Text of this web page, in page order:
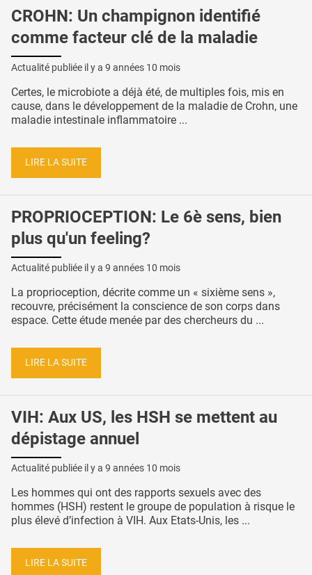
CROHN: Un champignon identifié
comme facteur clé de la maladie
Actualité publiée il y a 9 années 10 mois
Certes, le microbiote a déjà été, de multiples fois, mis en
cause, dans le développement de la maladie de Crohn, une
maladie intestinale inflammatoire ...
LIRE LA SUITE
PROPRIOCEPTION: Le 6è sens, bien
plus qu'un feeling?
Actualité publiée il y a 9 années 10 mois
La proprioception, décrite comme un « sixième sens »,
recouvre, précisément la conscience de son corps dans
espace. Cette étude menée par des chercheurs du ...
LIRE LA SUITE
VIH: Aux US, les HSH se mettent au
dépistage annuel
Actualité publiée il y a 9 années 10 mois
Les hommes qui ont des rapports sexuels avec des
hommes (HSH) restent le groupe de population à risque le
plus élevé d’infection à VIH. Aux Etats-Unis, les ...
LIRE LA SUITE